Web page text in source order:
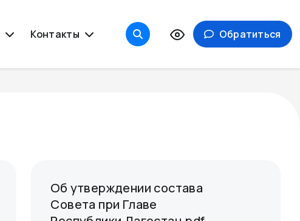
Контакты Обратиться
Об утверждении состава
Совета при Главе